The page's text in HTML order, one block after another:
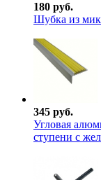
180 руб.
Шубка из
345 руб.
Угловая
ступени с